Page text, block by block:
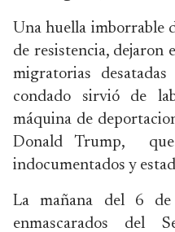
Una huella imborrable
de resistencia, dejaron
migratorias
condado sirvió de
máquina de
Donald Trump,
indocumentados y
La mañana del 6
enmascarados del